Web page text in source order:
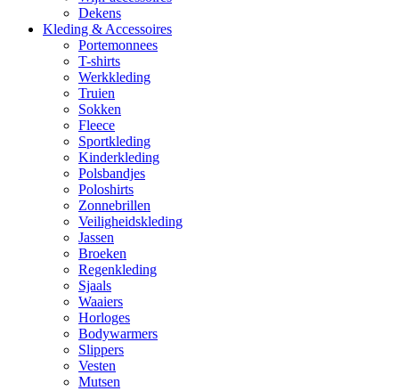
Dekens
Kleding & Accessoires
Portemonnees
T-shirts
Werkkleding
Truien
Sokken
Fleece
Sportkleding
Kinderkleding
Polsbandjes
Poloshirts
Zonnebrillen
Veiligheidskleding
Jassen
Broeken
Regenkleding
Sjaals
Waaiers
Horloges
Bodywarmers
Slippers
Vesten
Mutsen